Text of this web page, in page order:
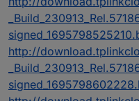
http://